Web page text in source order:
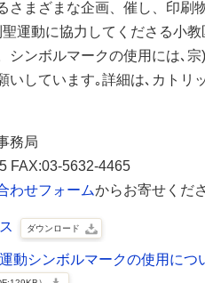
さまざまな企画、催し、印刷
運動に協力してくださる小
シンボルマークの使用には､
いしています｡詳細は､カトリ
務局
FAX:03-5632-4465
わせフォームからお寄せくだ
ダウンロード
動シンボルマークの使用につ